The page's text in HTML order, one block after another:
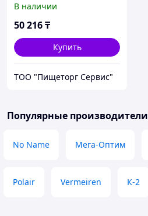
В наличии
50 216₸
Купить
ТОО "Пищеторг Сервис"
Популярные производители
No Name Мега-Оптим
Polair Vermeiren К-2